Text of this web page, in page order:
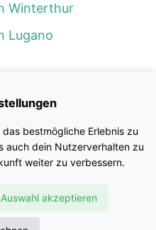
Winterthur
Lugano
bestmögliche Erlebnis zu
auch dein Nutzerverhalten zu
weiter zu verbessern.
Auswahl akzeptieren